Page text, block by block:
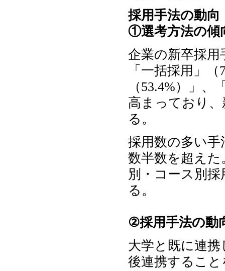
採用手法の動向
①選考方法の傾
企業の新卒採
「一括採用」
（53.4%）」
高まっており
る。
採用数の多い手
数半数を超えた
別・コース別
る。
②採用手法の動
大学と既に連
後連携するこ